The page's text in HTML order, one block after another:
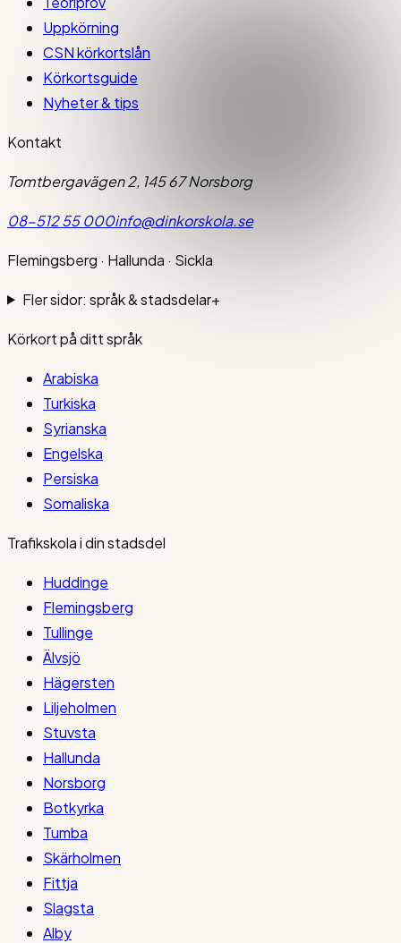
Uppkörning
CSN körkortslån
Körkortsguide
Nyheter & tips
Kontakt
Tomtbergavägen 2, 145 67 Norsborg
08-512 55 000info@dinkorskola.se
Flemingsberg · Hallunda · Sickla
Fler sidor: språk & stadsdelar+
Körkort på ditt språk
Arabiska
Turkiska
Syrianska
Engelska
Persiska
Somaliska
Trafikskola i din stadsdel
Huddinge
Flemingsberg
Tullinge
Älvsjö
Hägersten
Liljeholmen
Stuvsta
Hallunda
Norsborg
Botkyrka
Tumba
Skärholmen
Fittja
Slagsta
Alby